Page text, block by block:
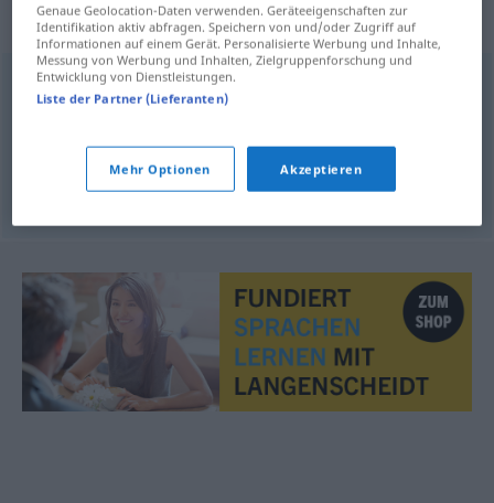
Synonyme für "voraussetzen"
erwarten
erfordern,benötigen,beanspruchen,verlangen
Genaue Geolocation-Daten verwenden. Geräteeigenschaften zur
Identifikation aktiv abfragen. Speichern von und/oder Zugriff auf
Informationen auf einem Gerät. Personalisierte Werbung und Inhalte,
Messung von Werbung und Inhalten, Zielgruppenforschung und
Entwicklung von Dienstleistungen.
Liste der Partner (Lieferanten)
Mehr Optionen Akzeptieren